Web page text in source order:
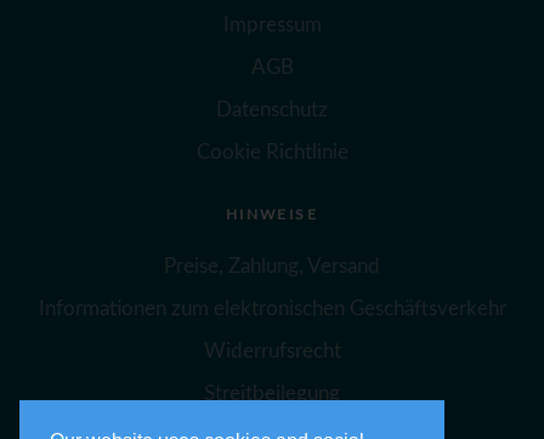
Impressum
AGB
Datenschutz
Cookie Richtlinie
HINWEISE
Preise, Zahlung, Versand
Informationen zum elektronischen Geschäftsverkehr
Widerrufsrecht
Streitbeilegung